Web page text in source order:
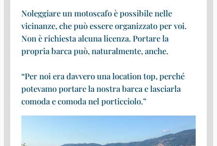
Noleggiare un motoscafo è possibile nelle
vicinanze, che può essere organizzato per voi.
Non è richiesta alcuna licenza. Portare la
propria barca può, naturalmente, anche.
“Per noi era davvero una location top, perché
potevamo portare la nostra barca e lasciarla
comoda e comoda nel porticciolo.”